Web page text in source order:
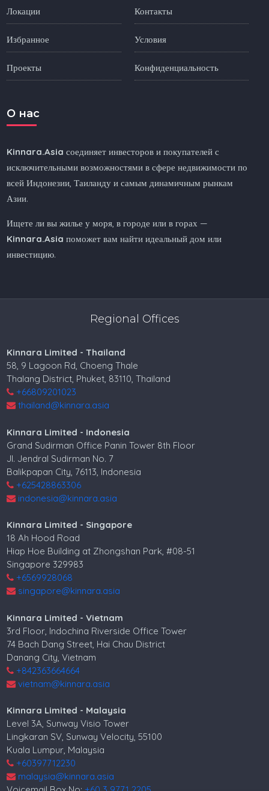
Локации
Избранное
Проекты
Контакты
Условия
Конфиденциальность
O нас
Kinnara.Asia соединяет инвесторов и покупателей с
исключительными возможностями в сфере недвижимости по
всей Индонезии, Таиланду и самым динамичным рынкам
Азии.
Ищете ли вы жилье у моря, в городе или в горах —
Kinnara.Asia поможет вам найти идеальный дом или
инвестицию.
Regional Offices
Kinnara Limited - Thailand
58, 9 Lagoon Rd, Choeng Thale
Thalang District, Phuket, 83110, Thailand
+66809201023
thailand@kinnara.asia
Kinnara Limited - Indonesia
Grand Sudirman Office Panin Tower 8th Floor
Jl. Jendral Sudirman No. 7
Balikpapan City, 76113, Indonesia
+625428863306
indonesia@kinnara.asia
Kinnara Limited - Singapore
18 Ah Hood Road
Hiap Hoe Building at Zhongshan Park, #08-51
Singapore 329983
+6569928068
singapore@kinnara.asia
Kinnara Limited - Vietnam
3rd Floor, Indochina Riverside Office Tower
74 Bach Dang Street, Hai Chau District
Danang City, Vietnam
+842363664664
vietnam@kinnara.asia
Kinnara Limited - Malaysia
Level 3A, Sunway Visio Tower
Lingkaran SV, Sunway Velocity, 55100
Kuala Lumpur, Malaysia
+60397712230
malaysia@kinnara.asia